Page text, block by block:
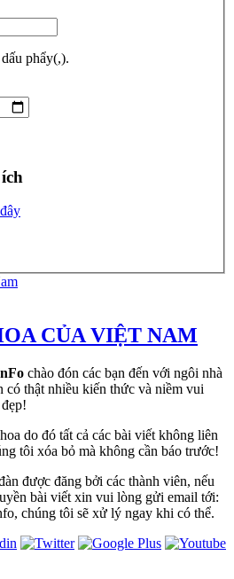
phẩy(,).
CỦA VIỆT NAM
chào đón các bạn đến với ngôi nhà
có thật nhiều kiến thức và niềm vui
do đó tất cả các bài viết không liên
tôi xóa bỏ mà không cần báo trước!
được đăng bởi các thành viên, nếu
bài viết xin vui lòng gửi email tới:
chúng tôi sẽ xử lý ngay khi có thể.